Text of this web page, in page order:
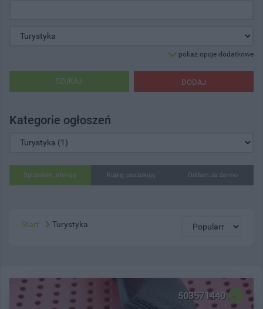
pokaż opcje dodatkowe
DODAJ
SZUKAJ
Kategorie ogłoszeń
Sprzedam, oferuję Kupię, poszukuję Oddam za darmo
Start Turystyka
503571440